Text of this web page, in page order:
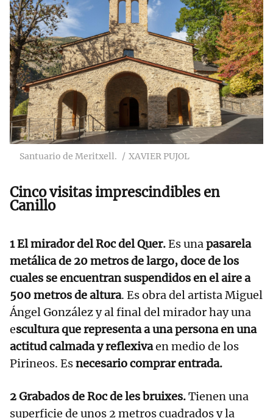
Santuario de Meritxell. XAVIER PUJOL
Cinco visitas imprescindibles en
Canillo
1 El mirador del Roc del Quer.Es unapasarela
metálica de 20 metros de largo, doce de los
cuales se encuentran suspendidos en el aire a
500 metros de altura. Es obra del artista Miguel
Ángel González y al final del mirador hay una
escultura que representa a una persona en una
actitud calmada y reflexivaen medio de los
Pirineos. Esnecesario comprar entrada.
2 Grabados de Roc de les bruixes.Tienen una
superficie de unos 2 metros cuadrados y la